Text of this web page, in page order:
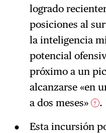
logrado
posiciones al
la inteligencia
potencial
próximo a un
alcanzarse «en
a dos meses»
7 .
Esta incursión